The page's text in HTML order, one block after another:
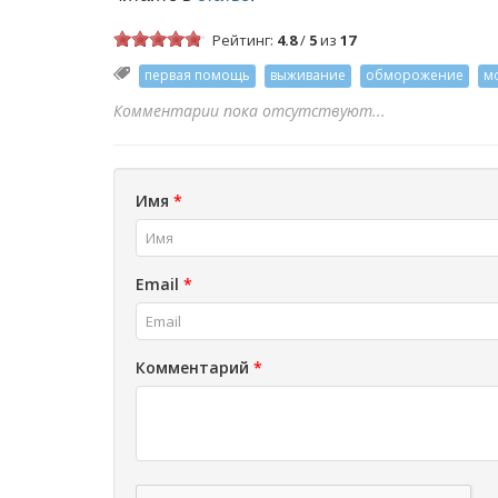
Рейтинг: 4.8/ 5из 17
первая помощь выживание обморожение
Комментарии пока отсутствуют...
Имя *
Email *
Комментарий *